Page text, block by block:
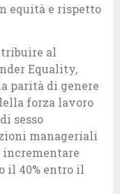
equità e rispetto
al
Equality,
parità di genere
forza lavoro
sesso
manageriali
incrementare
il 40% entro il